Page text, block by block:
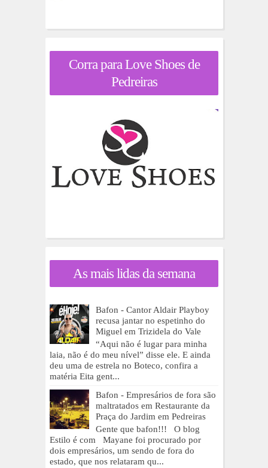
Corra para Love Shoes de
Pedreiras
As mais lidas da semana
Bafon - Cantor Aldair Playboy
recusa jantar no espetinho do
Miguel em Trizidela do Vale
“Aqui não é lugar para minha
laia, não é do meu nível” disse ele. E ainda
deu uma de estrela no Boteco, confira a
matéria Eita gent...
Bafon - Empresários de fora são
maltratados em Restaurante da
Praça do Jardim em Pedreiras
Gente que bafon!!! O blog
Estilo é com Mayane foi procurado por
dois empresários, um sendo de fora do
estado, que nos relataram qu...